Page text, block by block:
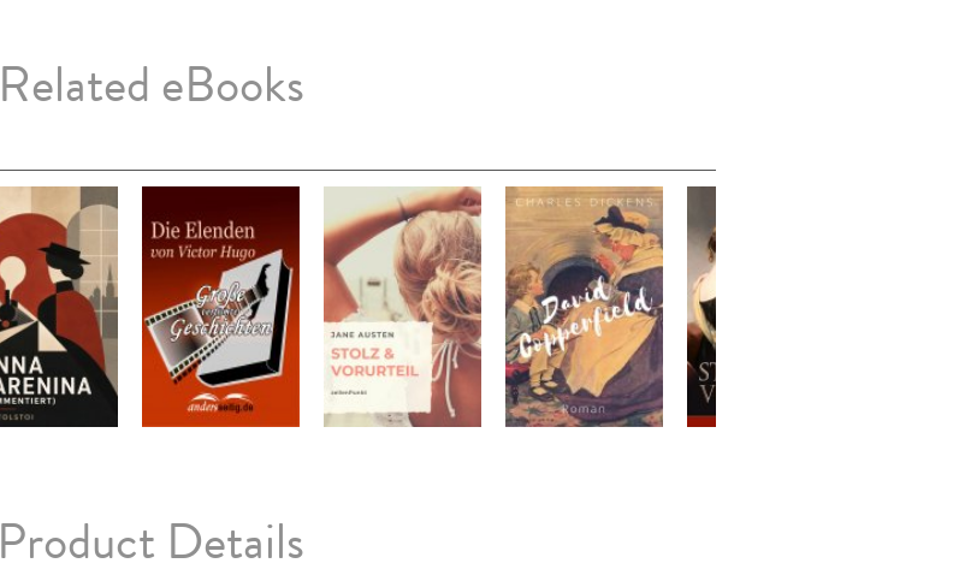
Related eBooks
Product Details